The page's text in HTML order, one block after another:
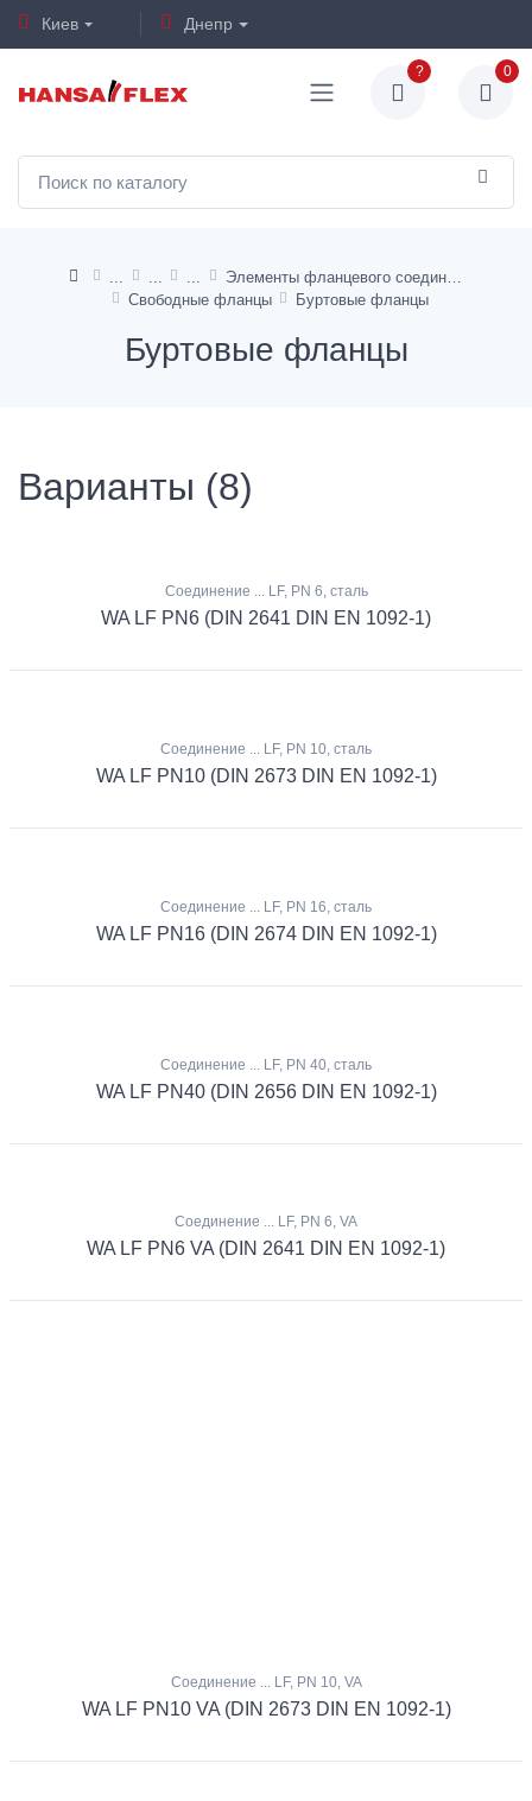
Киев Днепр
? 0
Элементы фланцевого соединения
Свободные фланцы
Буртовые фланцы
Буртовые фланцы
Варианты (8)
Соединение ... LF, PN 6, сталь
WA LF PN6 (DIN 2641 DIN EN 1092-1)
Соединение ... LF, PN 10, сталь
WA LF PN10 (DIN 2673 DIN EN 1092-1)
Соединение ... LF, PN 16, сталь
WA LF PN16 (DIN 2674 DIN EN 1092-1)
Соединение ... LF, PN 40, сталь
WA LF PN40 (DIN 2656 DIN EN 1092-1)
Соединение ... LF, PN 6, VA
WA LF PN6 VA (DIN 2641 DIN EN 1092-1)
Соединение ... LF, PN 10, VA
WA LF PN10 VA (DIN 2673 DIN EN 1092-1)